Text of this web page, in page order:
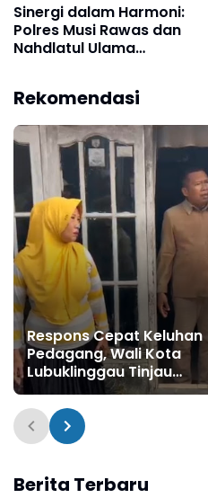
Sinergi dalam Harmoni:
Polres Musi Rawas dan
Nahdlatul Ulama
Lomba Hadroh
Rekomendasi
Respons Cepat Keluhan
Pedagang, Wali Kota
Lubuklinggau Tinjau
Pasar Bukit Sulap,
Berita Terbaru